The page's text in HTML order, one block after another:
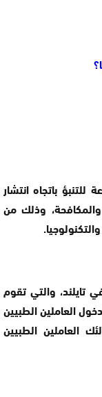
باتجاه انتشار
وذلك من
والتي تقوم
العاملين الطبيين
العاملين الطبيين